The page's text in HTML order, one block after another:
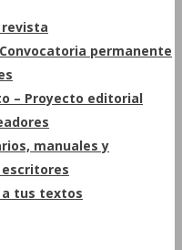
revista
permanente
– Proyecto editorial
manuales y
tus textos